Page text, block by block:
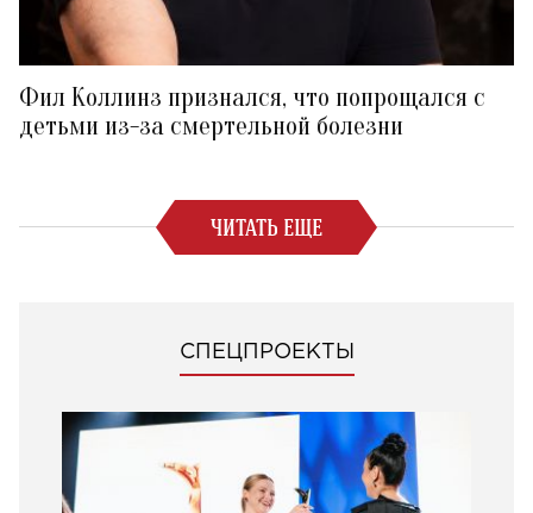
Фил Коллинз признался, что попрощался с
детьми из-за смертельной болезни
ЧИТАТЬ ЕЩЕ
СПЕЦПРОЕКТЫ